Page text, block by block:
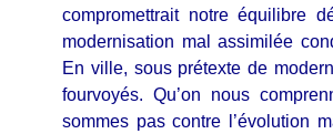
compromettrait notre équilibre
modernisation mal assimilée
En ville, sous prétexte de
fourvoyés. Qu’on nous
sommes pas contre l’évolution